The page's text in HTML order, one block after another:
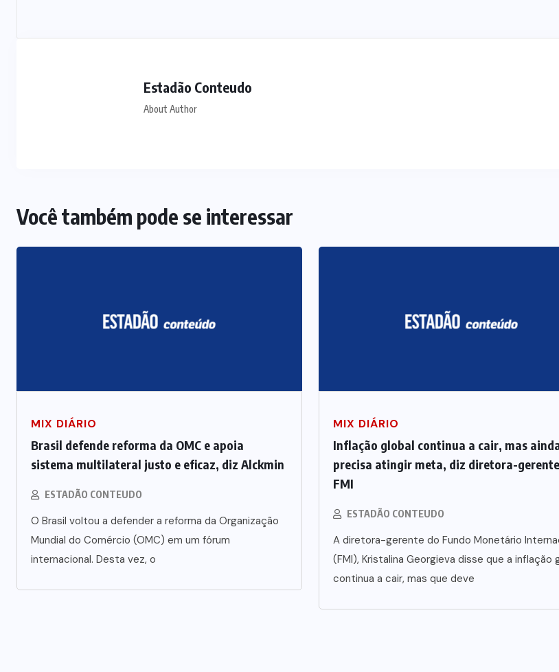
Estadão Conteudo
About Author
Você também pode se interessar
MIX DIÁRIO
Brasil defende reforma da OMC e apoia
sistema multilateral justo e eficaz, diz Alckmin
ESTADÃO CONTEUDO
O Brasil voltou a defender a reforma da Organização
Mundial do Comércio (OMC) em um fórum
internacional. Desta vez, o
MIX DIÁRIO
Inflação global continua a cair, mas
precisa atingir meta, diz diretora-
FMI
ESTADÃO CONTEUDO
A diretora-gerente do Fundo Monetário
(FMI), Kristalina Georgieva disse que a inflação
continua a cair, mas que deve